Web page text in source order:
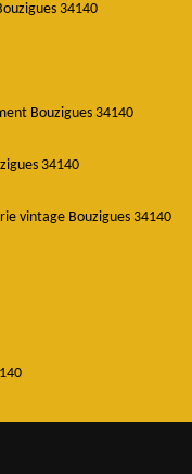
34140
Bouzigues 34140
34140
vintage Bouzigues 34140